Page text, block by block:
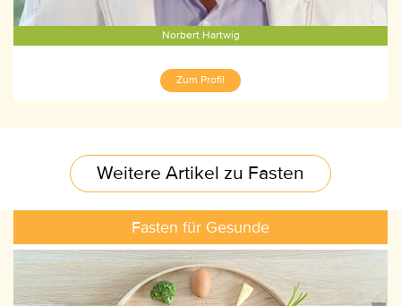
Norbert Hartwig
Zum Profil
Weitere Artikel zu Fasten
Fasten für Gesunde